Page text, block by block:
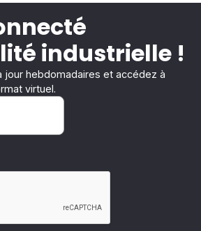
industrielle !
jour hebdomadaires et accédez à
virtuel.